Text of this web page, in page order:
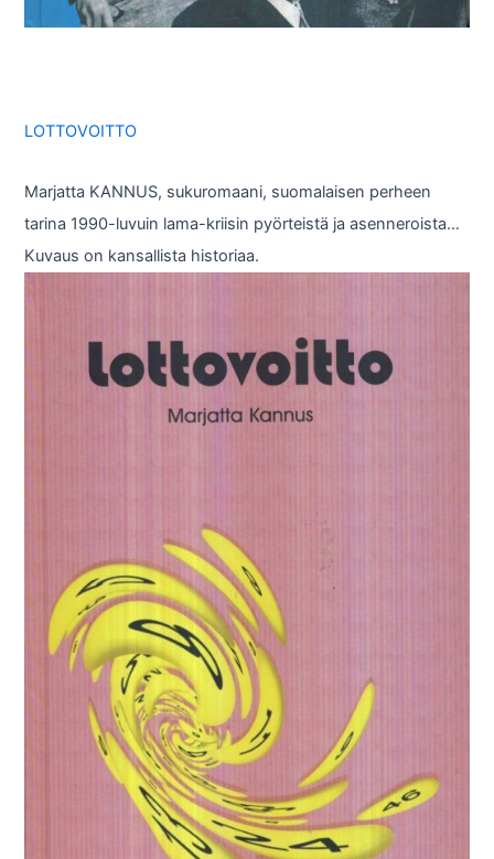
LOTTOVOITTO
Marjatta KANNUS, sukuromaani, suomalaisen perheen
tarina 1990-luvuin lama-kriisin pyörteistä ja asenneroista…
Kuvaus on kansallista historiaa.